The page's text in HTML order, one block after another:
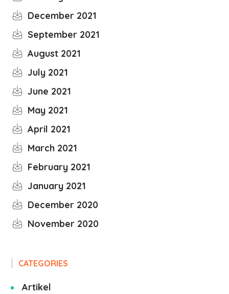
December 2021
September 2021
August 2021
July 2021
June 2021
May 2021
April 2021
March 2021
February 2021
January 2021
December 2020
November 2020
CATEGORIES
Artikel